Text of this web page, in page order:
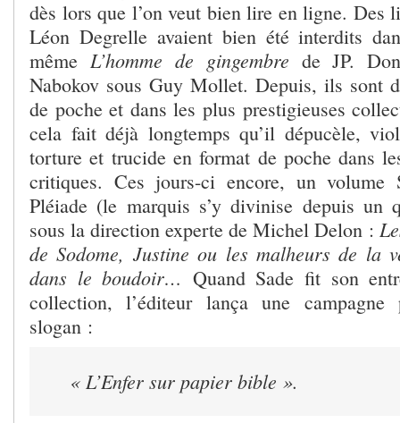
dès lors que l’on veut bien lire en ligne. Des
Léon Degrelle avaient bien été interdits
même L’homme de gingembre de JP.
Nabokov sous Guy Mollet. Depuis, ils sont
de poche et dans les plus prestigieuses
cela fait déjà longtemps qu’il dépucèle,
torture et trucide en format de poche dans
critiques. Ces jours-ci encore, un volume
Pléiade (le marquis s’y divinise depuis un
sous la direction experte de Michel Delon :
de Sodome, Justine ou les malheurs de la
dans le boudoir… Quand Sade fit son
collection, l’éditeur lança une
slogan :
« L’Enfer sur papier bible ».